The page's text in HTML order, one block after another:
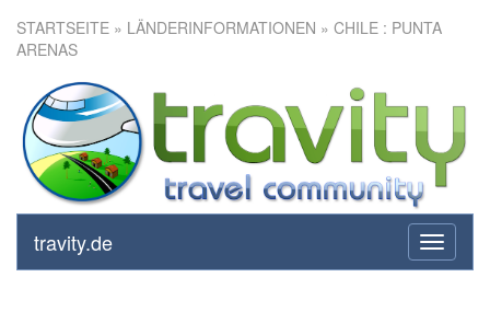
STARTSEITE » LÄNDERINFORMATIONEN » CHILE : PUNTA
ARENAS
toggle
travity.de